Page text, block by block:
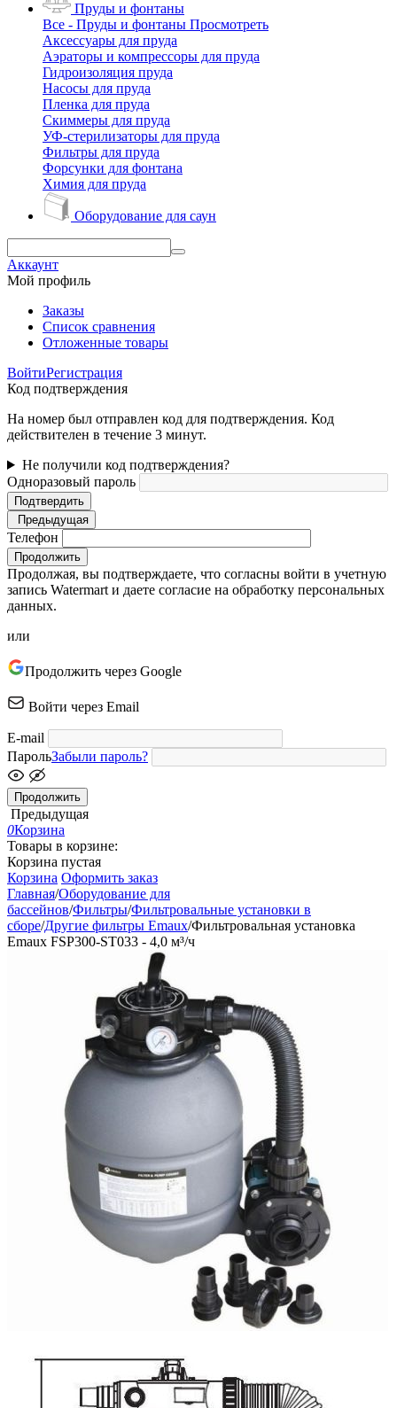
Пруды и фонтаны
Все - Пруды и фонтаны Просмотреть
Аксессуары для пруда
Аэраторы и компрессоры для пруда
Гидроизоляция пруда
Насосы для пруда
Пленка для пруда
Скиммеры для пруда
УФ-стерилизаторы для пруда
Фильтры для пруда
Форсунки для фонтана
Химия для пруда
Оборудование для саун
Аккаунт
Мой профиль
Заказы
Список сравнения
Отложенные товары
ВойтиРегистрация
Код подтверждения
На номер был отправлен код для подтверждения. Код
действителен в течение 3 минут.
Не получили код подтверждения?
Одноразовый пароль
Подтвердить
Предыдущая
Телефон
Продолжить
Продолжая, вы подтверждаете, что согласны войти в учетную
запись Watermart и даете согласие на обработку персональных
данных.
или
Продолжить через Google
Войти через Email
E-mail
ПарольЗабыли пароль?
Продолжить
Предыдущая
0Корзина
Товары в корзине:
Корзина пустая
Корзина Оформить заказ
Главная/Оборудование для
бассейнов/Фильтры/Фильтровальные установки в
сборе/Другие фильтры Emaux/Фильтровальная установка
Emaux FSP300-ST033 - 4,0 м³/ч